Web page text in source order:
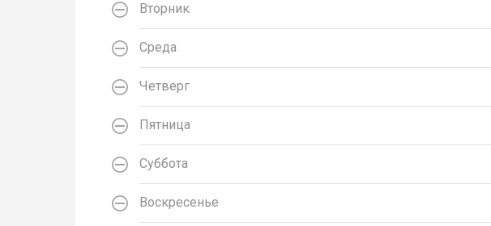
Вторник
Среда
Четверг
Пятница
Суббота
Воскресенье